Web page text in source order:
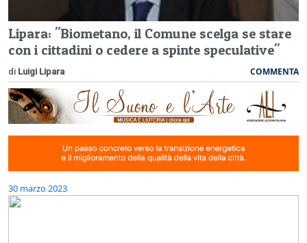
Lipara: "Biometano, il Comune scelga se stare
con i cittadini o cedere a spinte speculative"
di Luigi Lipara COMMENTA
30 marzo 2023